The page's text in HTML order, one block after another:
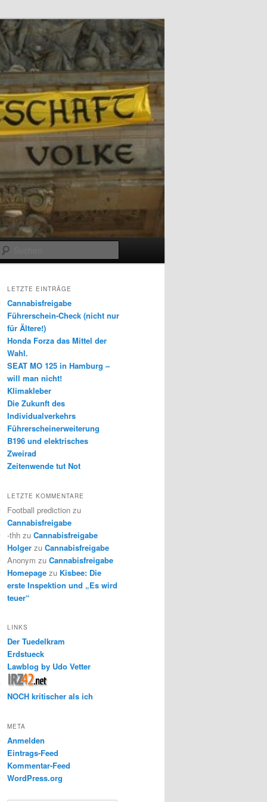
LETZTE EINTRÄGE
Cannabisfreigabe
Führerschein-Check (nicht nur
für Ältere!)
Honda Forza das Mittel der
Wahl.
SEAT MO 125 in Hamburg –
will man nicht!
Klimakleber
Die Zukunft des
Individualverkehrs
Führerscheinerweiterung
B196 und elektrisches
Zweirad
Zeitenwende tut Not
LETZTE KOMMENTARE
Football prediction zu
Cannabisfreigabe
-thh zu Cannabisfreigabe
Holger zu Cannabisfreigabe
Anonym zu Cannabisfreigabe
Homepage zu Kisbee: Die
erste Inspektion und „Es wird
teuer“
LINKS
Der Tuedelkram
Erdstueck
Lawblog by Udo Vetter
NOCH kritischer als ich
META
Anmelden
Eintrags-Feed
Kommentar-Feed
WordPress.org